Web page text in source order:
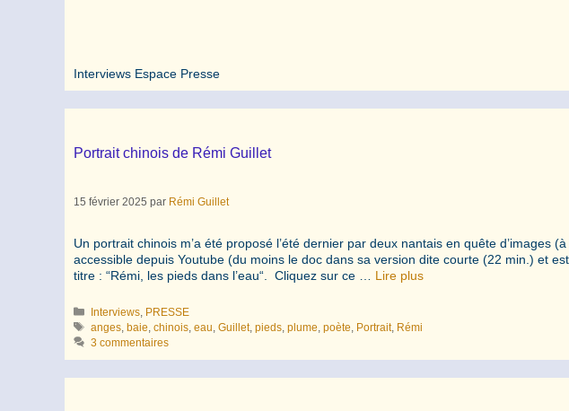
Interviews Espace Presse
Portrait chinois de Rémi Guillet
15 février 2025 par Rémi Guillet
Un portrait chinois m’a été proposé l’été dernier par deux nantais en quête d’images
accessible depuis Youtube (du moins le doc dans sa version dite courte (22 min.) et
titre : “Rémi, les pieds dans l’eau“. Cliquez sur ce … Lire plus
Catégories
Interviews PRESSE
Étiquettes
anges ,baie ,chinois ,eau ,Guillet,pieds ,plume ,poète Portrait, Rémi
3 commentaires